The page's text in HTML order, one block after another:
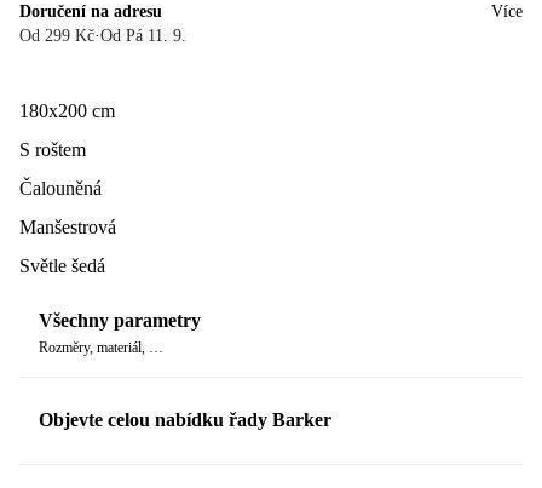
Doručení na adresu
Od 299 Kč·Od Pá 11. 9.
Více
180x200 cm
S roštem
Čalouněná
Manšestrová
Světle šedá
Všechny parametry
Rozměry, materiál, …
Objevte celou nabídku řady Barker